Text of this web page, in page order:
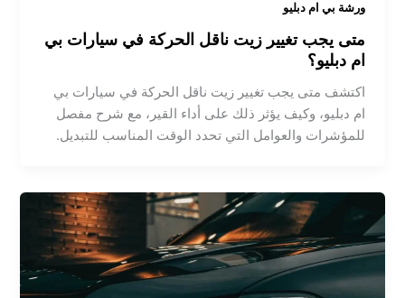
ورشة بي ام دبليو
متى يجب تغيير زيت ناقل الحركة في سيارات بي
ام دبليو؟
اكتشف متى يجب تغيير زيت ناقل الحركة في سيارات بي
ام دبليو، وكيف يؤثر ذلك على أداء القير، مع شرح مفصل
للمؤشرات والعوامل التي تحدد الوقت المناسب للتبديل.